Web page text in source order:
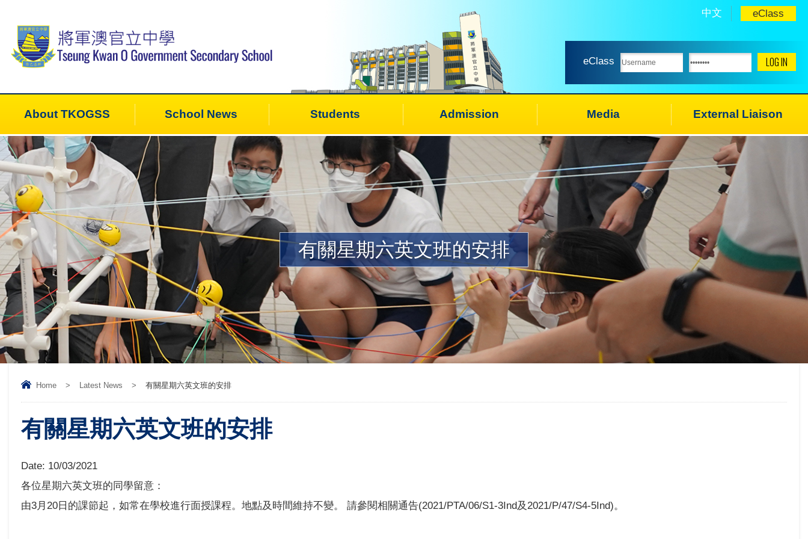
中文 eClass
eClass
About TKOGSS School News Students Admission Media External Liaison
有關星期六英文班的安排
Home > Latest News > 有關星期六英文班的安排
有關星期六英文班的安排
Date: 10/03/2021
各位星期六英文班的同學留意：
由3月20日的課節起，如常在學校進行面授課程。地點及時間維持不變。 請參閱相關通告(2021/PTA/06/S1-3Ind及2021/P/47/S4-5Ind)。